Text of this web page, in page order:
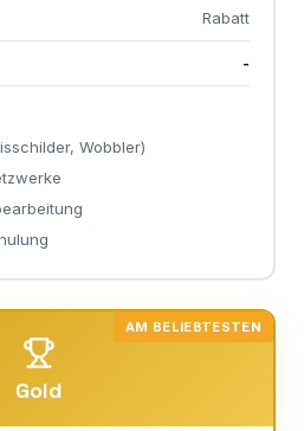
Rabatt
-
Wobbler)
AM BELIEBTESTEN
Gold